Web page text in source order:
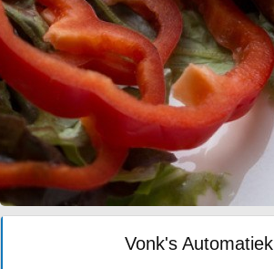
Vonk's Automatiek